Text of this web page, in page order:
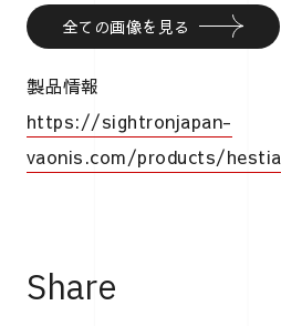
全ての画像を見る
製品情報
https://sightronjapan-
vaonis.com/products/hestia
Share